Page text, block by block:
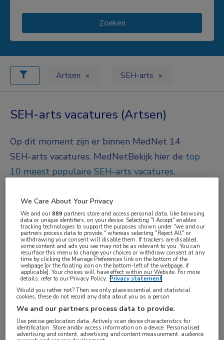
Zoeken
Artsen SEH-arts
SEH-arts vacatures (Artsen)
Op dit moment zijn er binnen MedNet 14
SEH-arts vacatures. MedNetBekijk hier de top
10 meest populaire SEH-arts vacatures.
We hebben14vacatures voor je gevonden
05-08-2026
SEH-arts Chef de Clinique Uitgelicht
Dijklander Ziekenhuis, Hoorn
FUNCTIE
SEH-arts
BRANCHE
We Care About Your Privacy
We and our889 partners store and access personal data, like browsing
data or unique identifiers, on your device. Selecting "I Accept" enables
tracking technologies to support the purposes shown under "we and our
partners process data to provide," whereas selecting "Reject All" or
withdrawing your consent will disable them. If trackers are disabled,
some content and ads you see may not be as relevant to you. You can
resurface this menu to change your choices or withdraw consent at any
time by clicking the Manage Preferences link on the bottom of the
webpage [or the floating icon on the bottom-left of the webpage, if
applicable]. Your choices will have effect within our Website. For more
details, refer to our Privacy Policy. Privacy statement
Would you rather not? Then we only place essential and statistical
cookies, these do not record any data about you as a person
We and our partners process data to provide:
Use precise geolocation data. Actively scan device characteristics for
identification. Store and/or access information on a device. Personalised
advertising and content, advertising and content measurement, audience